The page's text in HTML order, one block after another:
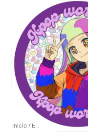
Inicio / ENHYPEN/